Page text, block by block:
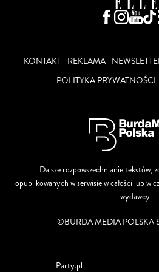
KONTAKT REKLAMA
POLITYKA PRYWATNOŚCI
Dalsze rozpowszechnianie tekstów,
opublikowanych w serwisie w całości lub w
wydawcy.
©BURDA MEDIA POLSKA
Party.pl